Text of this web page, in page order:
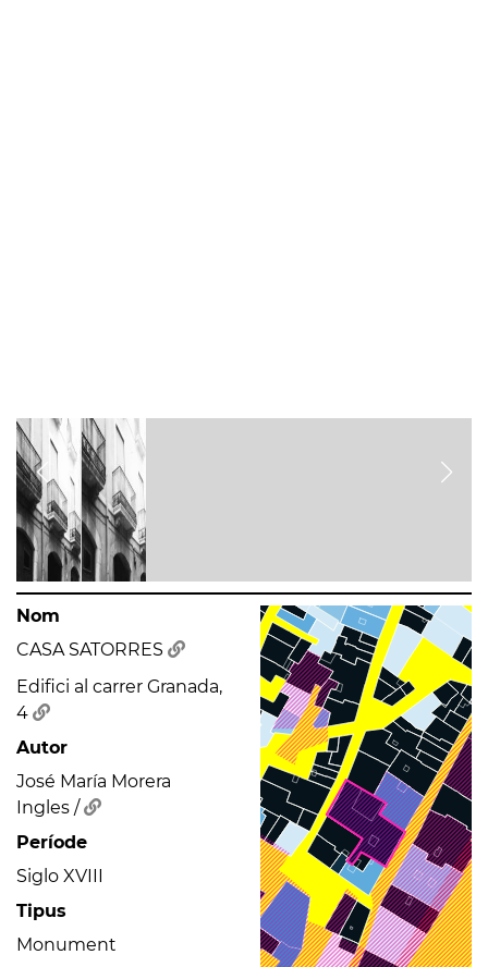
Nom
CASA SATORRES
Edifici al carrer Granada,
4
Autor
José María Morera
Ingles /
Període
Siglo XVIII
Tipus
Monument